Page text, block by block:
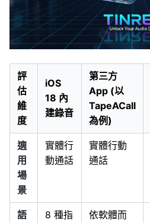
評
估
維
度
iOS
18 內
建錄音
第三方
App (以
TapeACall
為例)
適
用
場
景
實體行
動通話
實體行動
通話
語
8 種指
依軟體而